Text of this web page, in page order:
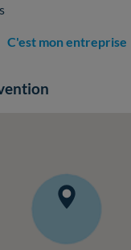
C'est mon entreprise